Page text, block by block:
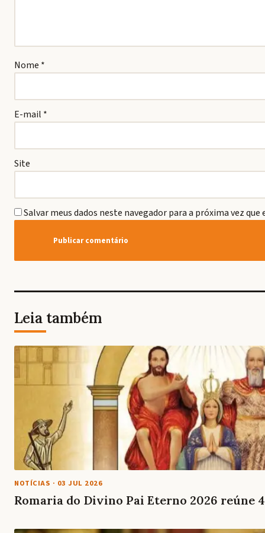
Nome *
E-mail *
Site
Salvar meus dados neste navegador para a próxima vez que
Leia também
NOTÍCIAS · 03 JUL 2026
Romaria do Divino Pai Eterno 2026 reúne